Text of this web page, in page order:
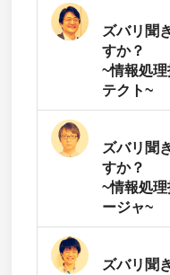
ズバリ聞
すか？
~情報処
テクト~
ズバリ聞
すか？
~情報処
ージャ~
ズバリ聞